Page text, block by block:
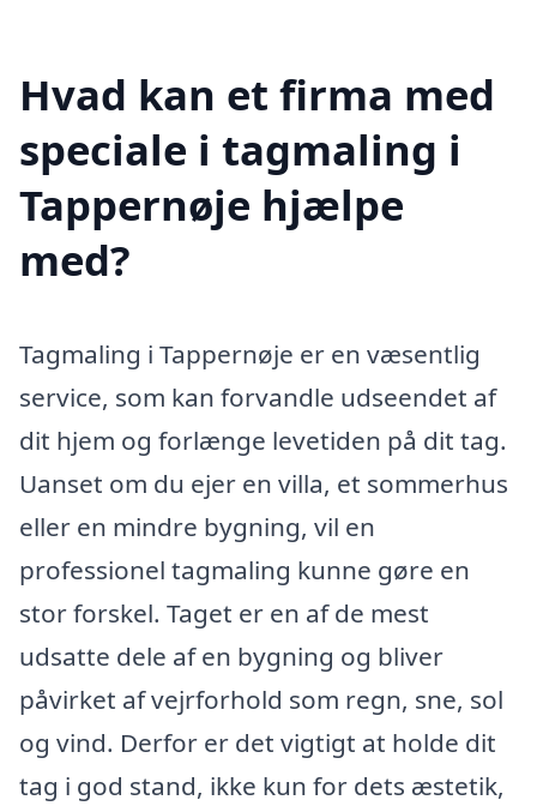
Hvad kan et firma med
speciale i tagmaling i
Tappernøje hjælpe
med?
Tagmaling i Tappernøje er en væsentlig
service, som kan forvandle udseendet af
dit hjem og forlænge levetiden på dit tag.
Uanset om du ejer en villa, et sommerhus
eller en mindre bygning, vil en
professionel tagmaling kunne gøre en
stor forskel. Taget er en af de mest
udsatte dele af en bygning og bliver
påvirket af vejrforhold som regn, sne, sol
og vind. Derfor er det vigtigt at holde dit
tag i god stand, ikke kun for dets æstetik,